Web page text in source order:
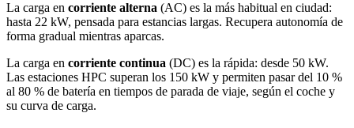
La carga en corriente alterna (AC) es la más habitual en ciudad:
hasta 22 kW, pensada para estancias largas. Recupera autonomía de
forma gradual mientras aparcas.
La carga en corriente continua (DC) es la rápida: desde 50 kW.
Las estaciones HPC superan los 150 kW y permiten pasar del 10 %
al 80 % de batería en tiempos de parada de viaje, según el coche y
su curva de carga.